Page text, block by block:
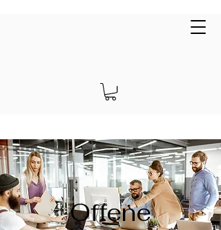
EUR (€)
Offene